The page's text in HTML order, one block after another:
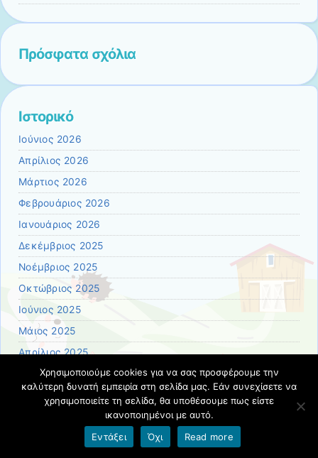
Πρόσφατα σχόλια
Ιστορικό
Ιούνιος 2026
Απρίλιος 2026
Μάρτιος 2026
Φεβρουάριος 2026
Ιανουάριος 2026
Δεκέμβριος 2025
Νοέμβριος 2025
Οκτώβριος 2025
Ιούνιος 2025
Μάιος 2025
Απρίλιος 2025
Μάρτιος 2025
Ιανουάριος 2025
Οκτώβριος 2024
Χρησιμοποιούμε cookies για να σας προσφέρουμε την
καλύτερη δυνατή εμπειρία στη σελίδα μας. Εάν συνεχίσετε να
χρησιμοποιείτε τη σελίδα, θα υποθέσουμε πως είστε
ικανοποιημένοι με αυτό.
Εντάξει
Όχι Read more